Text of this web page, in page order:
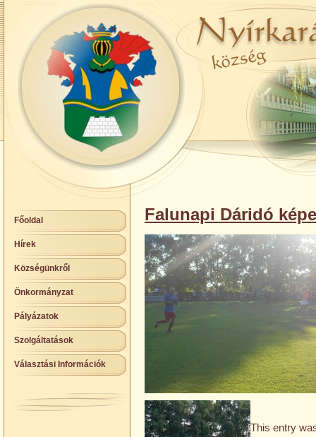
Főoldal
Hírek
Községünkről
Önkormányzat
Pályázatok
Szolgáltatások
Választási Információk
Falunapi Dáridó
This entry